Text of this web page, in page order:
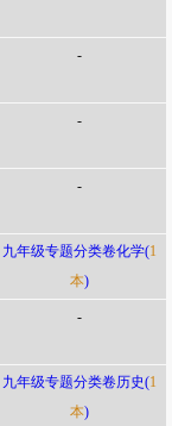
-
-
-
九年级专题分类卷化学(1
本)
-
九年级专题分类卷历史(1
本)